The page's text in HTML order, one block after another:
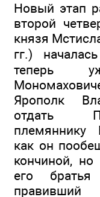
Новый этап
второй
князя
гг.)
теперь
Ярополк
отдать
племяннику
как он
кончиной, но
его